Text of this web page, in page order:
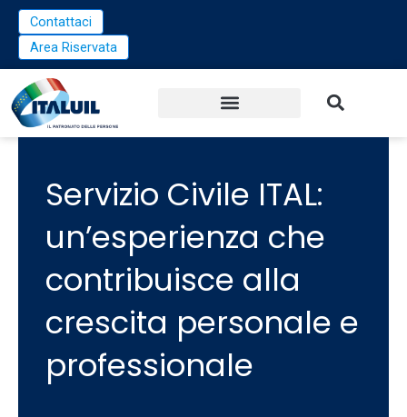
Vai
contenuto
Contattaci
Area Riservata
Servizio Civile ITAL:
un’esperienza che
contribuisce alla
crescita personale e
professionale